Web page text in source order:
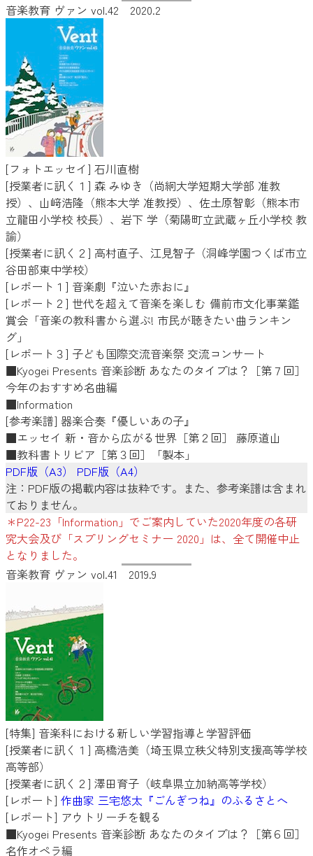
音楽教育 ヴァン vol.42 2020.2
[フォトエッセイ] 石川直樹
[授業者に訊く１] 森 みゆき（尚絅大学短期大学部 准教
授）、山﨑浩隆（熊本大学 准教授）、佐土原智彰（熊本市
立龍田小学校 校長）、岩下 学（菊陽町立武蔵ヶ丘小学校 教
諭）
[授業者に訊く２] 高村直子、江見智子（洞峰学園つくば市立
谷田部東中学校）
[レポート１] 音楽劇『泣いた赤おに』
[レポート２] 世代を超えて音楽を楽しむ 備前市文化事業鑑
賞会「音楽の教科書から選ぶ! 市民が聴きたい曲ランキン
グ」
[レポート３] 子ども国際交流音楽祭 交流コンサート
■Kyogei Presents 音楽診断 あなたのタイプは？［第７回］
今年のおすすめ名曲編
■Information
[参考楽譜] 器楽合奏『優しいあの子』
■エッセイ 新・音から広がる世界［第２回］ 藤原道山
■教科書トリビア［第３回］「製本」
PDF版（A3）
PDF版（A4）
注：PDF版の掲載内容は抜粋です。また、参考楽譜は含まれ
ておりません。
＊P22-23「Information」でご案内していた2020年度の各研
究大会及び「スプリングセミナー 2020」は、全て開催中止
となりました。
音楽教育 ヴァン vol.41 2019.9
[特集] 音楽科における新しい学習指導と学習評価
[授業者に訊く１] 高橋浩美（埼玉県立秩父特別支援高等学校
高等部）
[授業者に訊く２] 澤田育子（岐阜県立加納高等学校）
[レポート] 作曲家 三宅悠太『ごんぎつね』のふるさとへ
[レポート] アウトリーチを観る
■Kyogei Presents 音楽診断 あなたのタイプは？［第６回］
名作オペラ編